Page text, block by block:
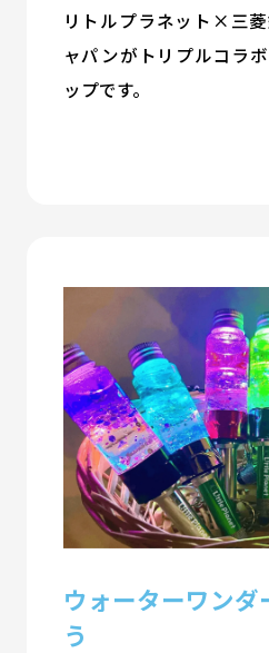
リトルプラネット×三
ャパンがトリプルコラ
ップです。
ウォーターワンダ
う